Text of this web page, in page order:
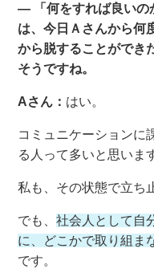
― 「何をすれば良いの
は、今日Ａさんから何
から脱することができ
そうですね。
Aさん： はい。
コミュニケーションに
る人って多いと思いま
私も、その状態で立ち
でも、社会人として自
に、どこかで取り組ま
です。